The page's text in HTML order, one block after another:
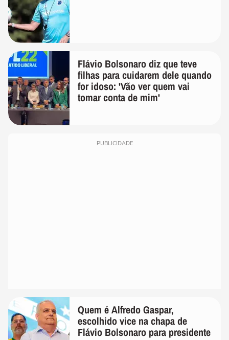
Flávio Bolsonaro diz que teve
filhas para cuidarem dele quando
for idoso: 'Vão ver quem vai
tomar conta de mim'
PUBLICIDADE
Quem é Alfredo Gaspar,
escolhido vice na chapa de
Flávio Bolsonaro para presidente